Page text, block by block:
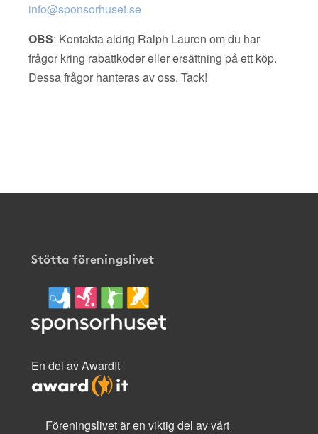
info@sponsorhuset.se
OBS: Kontakta aldrig Ralph Lauren om du har
frågor kring rabattkoder eller ersättning på ett köp.
Dessa frågor hanteras av oss. Tack!
Stötta föreningslivet
En del av AwardIt
Föreningslivet är en viktig del av vårt